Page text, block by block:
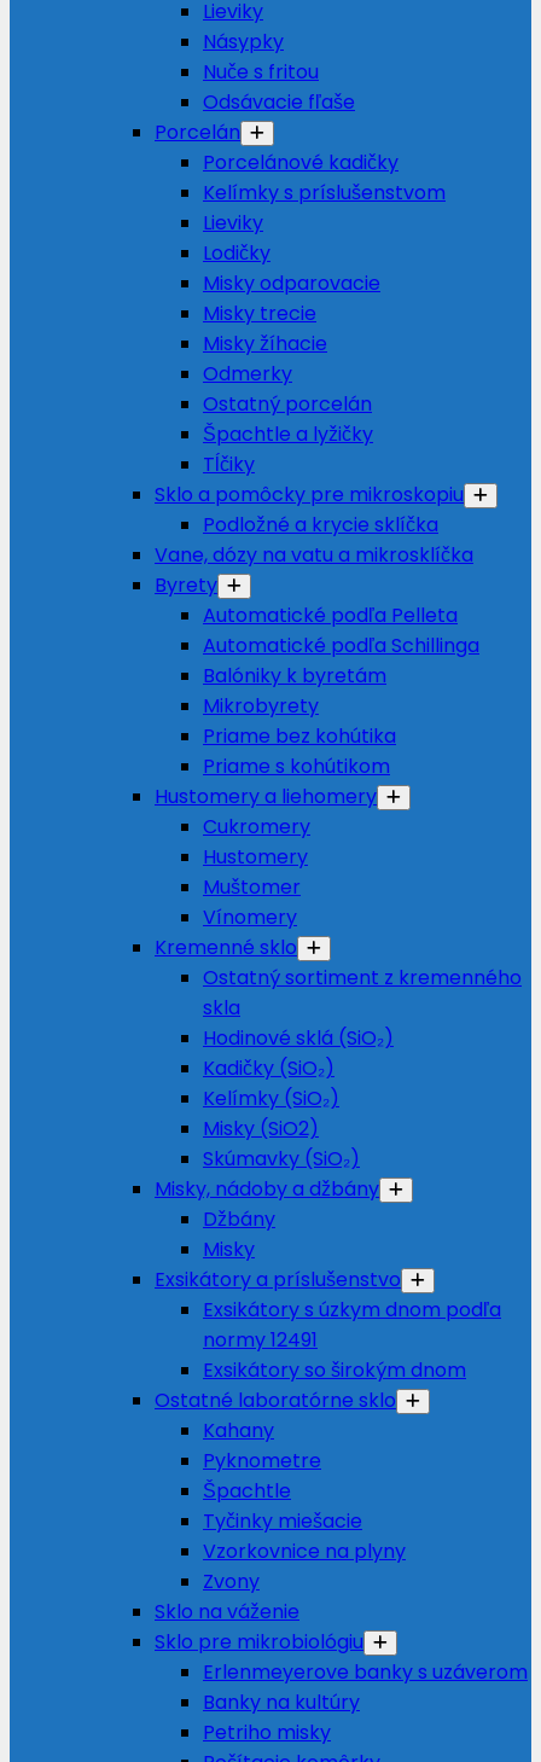
Lieviky
Násypky
Nuče s fritou
Odsávacie fľaše
Porcelán
Porcelánové kadičky
Kelímky s príslušenstvom
Lieviky
Lodičky
Misky odparovacie
Misky trecie
Misky žíhacie
Odmerky
Ostatný porcelán
Špachtle a lyžičky
Tĺčiky
Sklo a pomôcky pre mikroskopiu
Podložné a krycie sklíčka
Vane, dózy na vatu a mikrosklíčka
Byrety
Automatické podľa Pelleta
Automatické podľa Schillinga
Balóniky k byretám
Mikrobyrety
Priame bez kohútika
Priame s kohútikom
Hustomery a liehomery
Cukromery
Hustomery
Muštomer
Vínomery
Kremenné sklo
Ostatný sortiment z kremenného
skla
Hodinové sklá (SiO₂)
Kadičky (SiO₂)
Kelímky (SiO₂)
Misky (SiO2)
Skúmavky (SiO₂)
Misky, nádoby a džbány
Džbány
Misky
Exsikátory a príslušenstvo
Exsikátory s úzkym dnom podľa
normy 12491
Exsikátory so širokým dnom
Ostatné laboratórne sklo
Kahany
Pyknometre
Špachtle
Tyčinky miešacie
Vzorkovnice na plyny
Zvony
Sklo na váženie
Sklo pre mikrobiológiu
Erlenmeyerove banky s uzáverom
Banky na kultúry
Petriho misky